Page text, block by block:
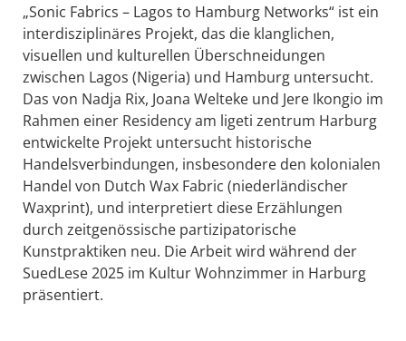
„Sonic Fabrics – Lagos to Hamburg Networks“ ist ein
interdisziplinäres Projekt, das die klanglichen,
visuellen und kulturellen Überschneidungen
zwischen Lagos (Nigeria) und Hamburg untersucht.
Das von Nadja Rix, Joana Welteke und Jere Ikongio im
Rahmen einer Residency am ligeti zentrum Harburg
entwickelte Projekt untersucht historische
Handelsverbindungen, insbesondere den kolonialen
Handel von Dutch Wax Fabric (niederländischer
Waxprint), und interpretiert diese Erzählungen
durch zeitgenössische partizipatorische
Kunstpraktiken neu. Die Arbeit wird während der
SuedLese 2025 im Kultur Wohnzimmer in Harburg
präsentiert.